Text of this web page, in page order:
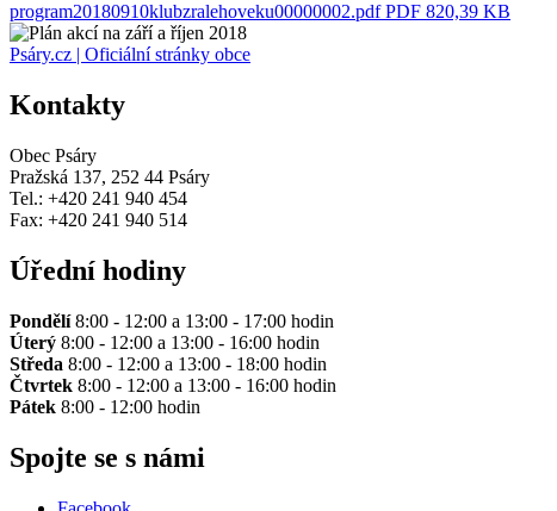
program20180910klubzralehoveku00000002.pdfPDF 820,39 KB
Psáry.cz | Oficiální stránky obce
Kontakty
Obec Psáry
Pražská 137, 252 44 Psáry
Tel.: +420 241 940 454
Fax: +420 241 940 514
Úřední hodiny
Pondělí8:00 - 12:00 a 13:00 - 17:00 hodin
Úterý 8:00 - 12:00 a 13:00 - 16:00 hodin
Středa 8:00 - 12:00 a 13:00 - 18:00 hodin
Čtvrtek 8:00 - 12:00 a 13:00 - 16:00 hodin
Pátek 8:00 - 12:00 hodin
Spojte se s námi